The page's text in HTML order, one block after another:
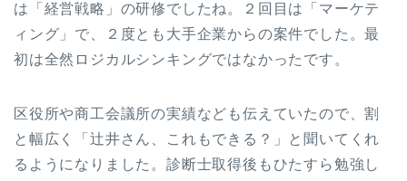
は「経営戦略」の研修でしたね。２回目は「マーケテ
ィング」で、２度とも大手企業からの案件でした。最
初は全然ロジカルシンキングではなかったです。
区役所や商工会議所の実績なども伝えていたので、割
と幅広く「辻井さん、これもできる？」と聞いてくれ
るようになりました。診断士取得後もひたすら勉強し